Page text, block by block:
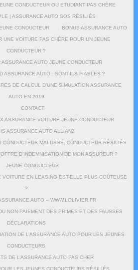
CONDUCTEUR OU ETUDIANT PAS CHÈRE
| ASSURANCE AUTO SOS RÉSILIÉS
CONDUCTEUR BONUS ASSURANCE AUTO
UNE VOITURE PAS CHÈRE POUR UN JEUNE
CONDUCTEUR ?
ASSURANCE AUTO JEUNE CONDUCTEUR
ASSURANCE AUTO : SONT-ILS FIABLES ?
DE CALCUL D’UNE SIMULATION ASSURANCE
AUTO EN 2019
CONTACT
ASSURANCE VOITURE JEUNE CONDUCTEUR
ASSURANCE AUTO ALLIANZ
CONDUCTEUR MALUSSÉ, CONDUCTEUR RÉSILIÉS
D’INDEMNISATION DE MON ASSUREUR ?
JEUNE CONDUCTEUR
VOITURE EN LEASING EST-ELLE PLUS COÛTEUSE
?
AUTO – WWW.LOLIVIER.FR
NON-PAIEMENT DES PRIMES ET DES FAUSSES
DÉCLARATIONS
DE L’ASSURANCE AUTO POUR LES JEUNES
CONDUCTEURS
DE L’ASSURANCE AUTO PAS CHER
LES JEUNES CONDUCTEURS RÉSILIÉS